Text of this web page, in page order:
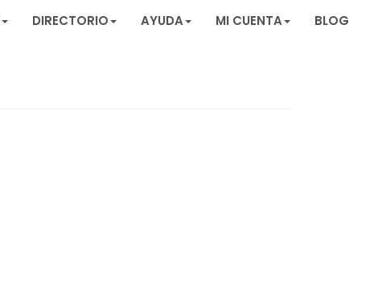
DIRECTORIO AYUDA MI CUENTA BLOG